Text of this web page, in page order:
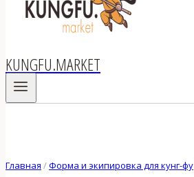
KUNGFU.MARKET
Главная /Форма и экипировка для кунг-фу